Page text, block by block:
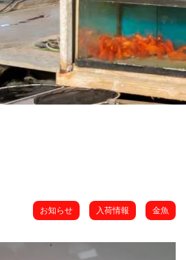
お知らせ 入荷情報 金魚